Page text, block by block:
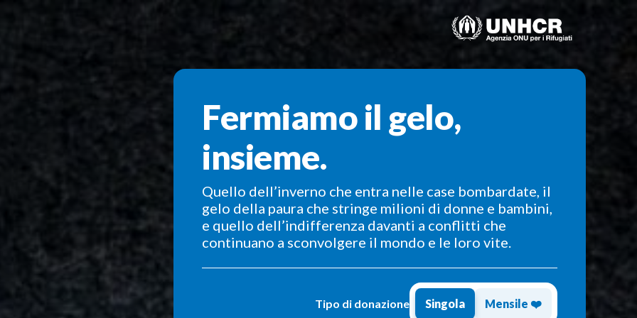
Fermiamo il gelo,
insieme.
Quello dell’inverno che entra nelle case bombardate, il
gelo della paura che stringe milioni di donne e bambini,
e quello dell’indifferenza davanti a conflitti che
continuano a sconvolgere il mondo e le loro vite.
Tipo di donazione Singola Mensile ❤️